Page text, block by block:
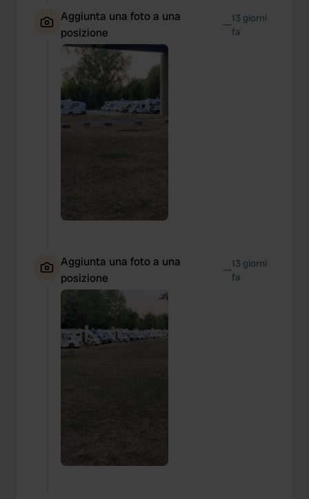
Aggiunta una foto a una
posizione
—13 giorni
fa
Aggiunta una foto a una
posizione
—13 giorni
fa